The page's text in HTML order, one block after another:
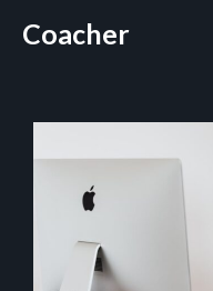
Coacher